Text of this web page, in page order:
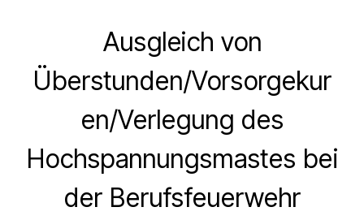
Ausgleich von
Überstunden/Vorsorgekur
en/Verlegung des
Hochspannungsmastes bei
der Berufsfeuerwehr